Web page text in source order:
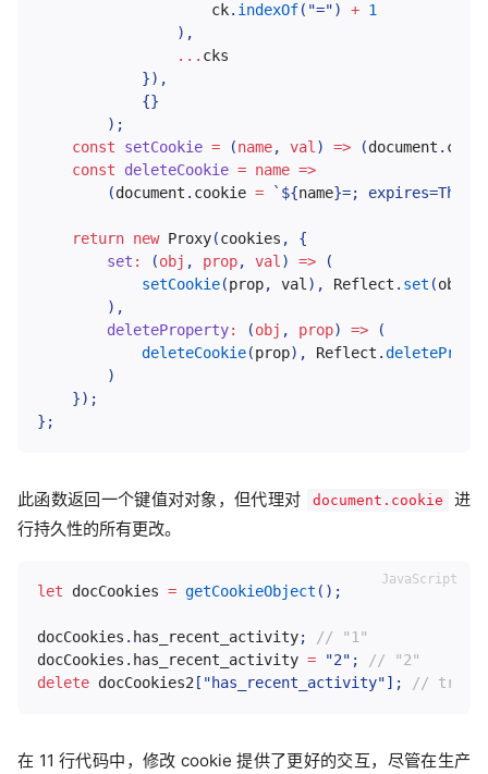
                    ck
. indexOf( "=") + 1
) ,
... cks
}) ,
{}
) ;
const
setCookie = (name, val) => (document .
const
deleteCookie = name =>
(document . cookie = ` ${name}=; expires=Thu,
return new Proxy(cookies ,
{
set : (obj , prop, val) =>
(
setCookie(prop, val) , Reflect . set (obj
) ,
deleteProperty: (obj , prop) =>
(
deleteCookie(prop) , Reflect .
)
}) ;
} ;
此函数返回一个键值对对象，但代理对 document.cookie
进
行持久性的所有更改。
let docCookies = getCookieObject ( ) ;
docCookies . has_recent_activity;
// "1"
docCookies . has_recent_activity = "2" ;
// "2"
delete docCookies2 [ "has_recent_activity"] ; // true
在 11 行代码中，修改 cookie 提供了更好的交互，尽管在生产